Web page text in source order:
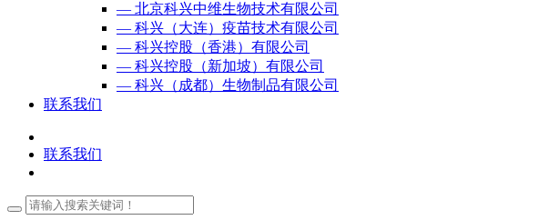
— 北京科兴中维生物技术有限公司
— 科兴（大连）疫苗技术有限公司
— 科兴控股（香港）有限公司
— 科兴控股（新加坡）有限公司
— 科兴（成都）生物制品有限公司
联系我们
联系我们